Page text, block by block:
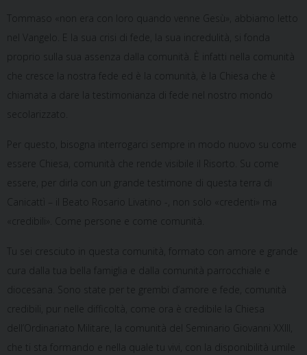
Tommaso «non era con loro quando venne Gesù», abbiamo letto
nel Vangelo. E la sua crisi di fede, la sua incredulità, si fonda
proprio sulla sua assenza dalla comunità. È infatti nella comunità
che cresce la nostra fede ed è la comunità, è la Chiesa che è
chiamata a dare la testimonianza di fede nel nostro mondo
secolarizzato.
Per questo, bisogna interrogarci sempre in modo nuovo su come
essere Chiesa, comunità che rende visibile il Risorto. Su come
essere, per dirla con un grande testimone di questa terra di
Canicattì – il Beato Rosario Livatino -, non solo «credenti» ma
«credibili». Come persone e come comunità.
Tu sei cresciuto in questa comunità, formato con amore e grande
cura dalla tua bella famiglia e dalla comunità parrocchiale e
diocesana. Sono state per te grembi d’amore e fede, comunità
credibili, pur nelle difficoltà, come ora è credibile la Chiesa
dell’Ordinariato Militare, la comunità del Seminario Giovanni XXIII,
che ti sta formando e nella quale tu vivi, con la disponibilità umile